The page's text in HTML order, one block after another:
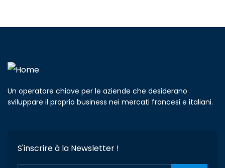
Un operatore chiave per le aziende che desiderano
sviluppare il proprio business nei mercati francesi e italiani.
S'inscrire à la Newsletter !